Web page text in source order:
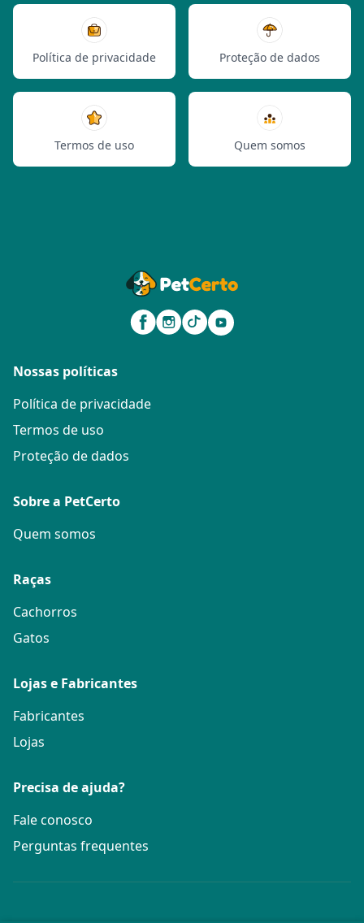
Política de privacidade Proteção de dados
Termos de uso Quem somos
Nossas políticas
Política de privacidade
Termos de uso
Proteção de dados
Sobre a PetCerto
Quem somos
Raças
Cachorros
Gatos
Lojas e Fabricantes
Fabricantes
Lojas
Precisa de ajuda?
Fale conosco
Perguntas frequentes